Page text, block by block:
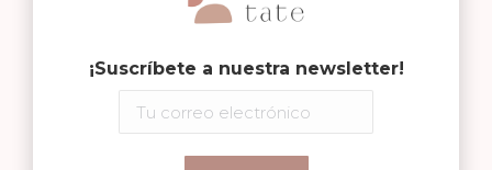
IMPERMEABLE
DINOSAURIO
25,95€
IMPERMEABLE
CONEJITO
25,95€
¡Suscríbete a nuestra newsletter!